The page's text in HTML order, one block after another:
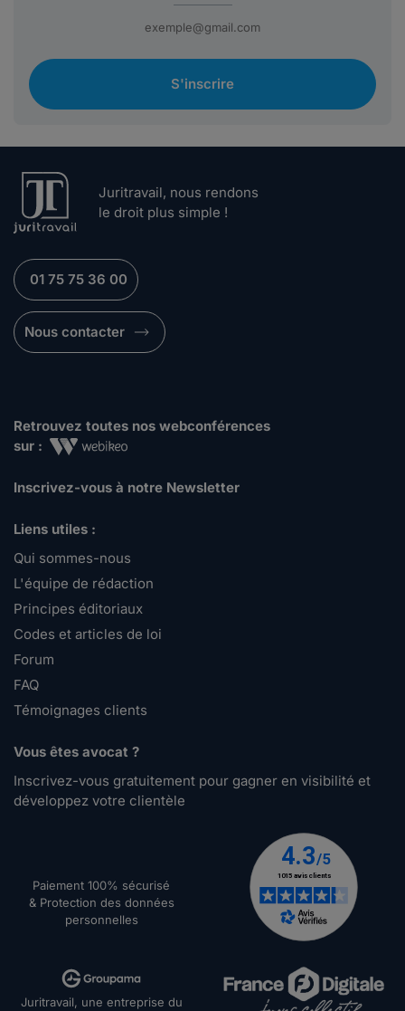
S'inscrire
Juritravail, nous rendons
le droit plus simple !
01 75 75 36 00
Nous contacter
Retrouvez toutes nos webconférences
sur :
Inscrivez-vous à notre Newsletter
Liens utiles :
Qui sommes-nous
L'équipe de rédaction
Principes éditoriaux
Codes et articles de loi
Forum
FAQ
Témoignages clients
Vous êtes avocat ?
Inscrivez-vous gratuitement pour gagner en visibilité et
développez votre clientèle
Paiement 100% sécurisé
& Protection des données
personnelles
Juritravail, une entreprise du